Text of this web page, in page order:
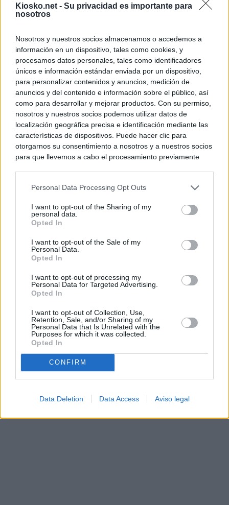
Kiosko.net - Su privacidad es importante para
nosotros
Nosotros y nuestros socios almacenamos o accedemos a
información en un dispositivo, tales como cookies, y
procesamos datos personales, tales como identificadores
únicos e información estándar enviada por un dispositivo,
para personalizar contenidos y anuncios, medición de
anuncios y del contenido e información sobre el público, así
como para desarrollar y mejorar productos. Con su permiso,
nosotros y nuestros socios podemos utilizar datos de
localización geográfica precisa e identificación mediante las
características de dispositivos. Puede hacer clic para
otorgarnos su consentimiento a nosotros y a nuestros socios
para que llevemos a cabo el procesamiento previamente
negar su consentimiento. Tenga en cuenta que algún
de su consentimiento, pero usted tiene el derecho de
rechazar tal procesamiento. Sus preferencias se aplicarán
cualquier momento entrando de nuevo en este sitio web o
visitando nuestra política de privacidad.
Personal Data Processing Opt Outs
I want to opt-out of the Sharing of my
personal data.
Opted In
I want to opt-out of the Sale of my
Personal Data.
Opted In
I want to opt-out of processing my
Personal Data for Targeted Advertising.
Opted In
I want to opt-out of Collection, Use,
Retention, Sale, and/or Sharing of my
Personal Data that Is Unrelated with the
Purposes for which it was collected.
Opted In
CONFIRM
Data Deletion Data Access Aviso legal